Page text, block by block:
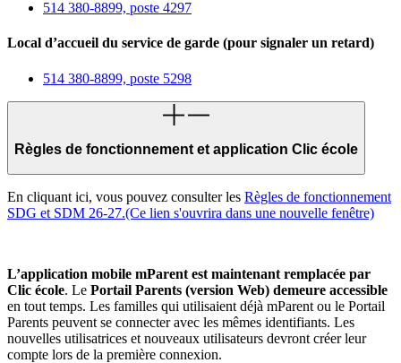
514 380-8899, poste 4297
Local d’accueil du service de garde (pour signaler un retard)
514 380-8899, poste 5298
Règles de fonctionnement et application Clic école
En cliquant ici, vous pouvez consulter les Règles de fonctionnement
SDG et SDM 26-27.(Ce lien s'ouvrira dans une nouvelle fenêtre)
L’application mobile mParent est maintenant remplacée par
Clic école. Le Portail Parents (version Web) demeure accessible
en tout temps. Les familles qui utilisaient déjà mParent ou le Portail
Parents peuvent se connecter avec les mêmes identifiants. Les
nouvelles utilisatrices et nouveaux utilisateurs devront créer leur
compte lors de la première connexion.